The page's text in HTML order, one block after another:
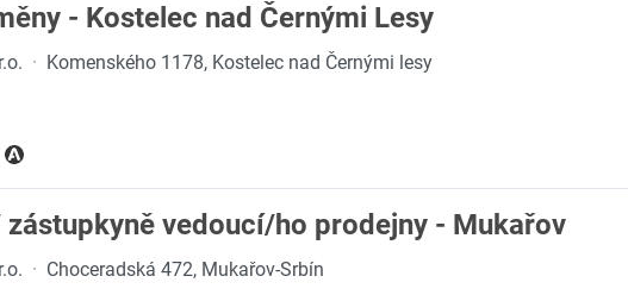
- Kostelec nad Černými Lesy
· Komenského 1178, Kostelec nad Černými lesy
vedoucí/ho prodejny - Mukařov
· Choceradská 472, Mukařov-Srbín